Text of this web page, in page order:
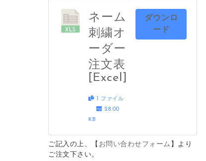
ネーム
刺繍オ
ーダー
注文表
[Excel]
1 ファイル
28.00
KB
ダウンロ
ード
ご記入の上、【 お問い合わせフォーム 】より
ご注文下さい。